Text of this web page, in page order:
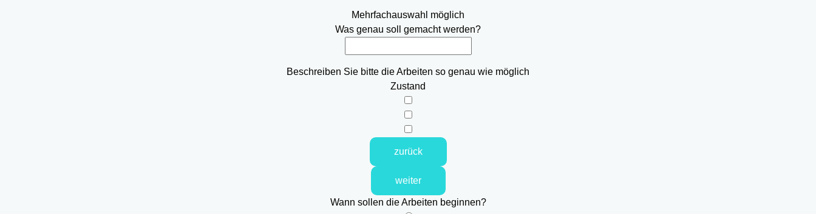
Mehrfachauswahl möglich
Was genau soll gemacht werden?
Beschreiben Sie bitte die Arbeiten so genau wie möglich
Zustand
zurück
weiter
Wann sollen die Arbeiten beginnen?